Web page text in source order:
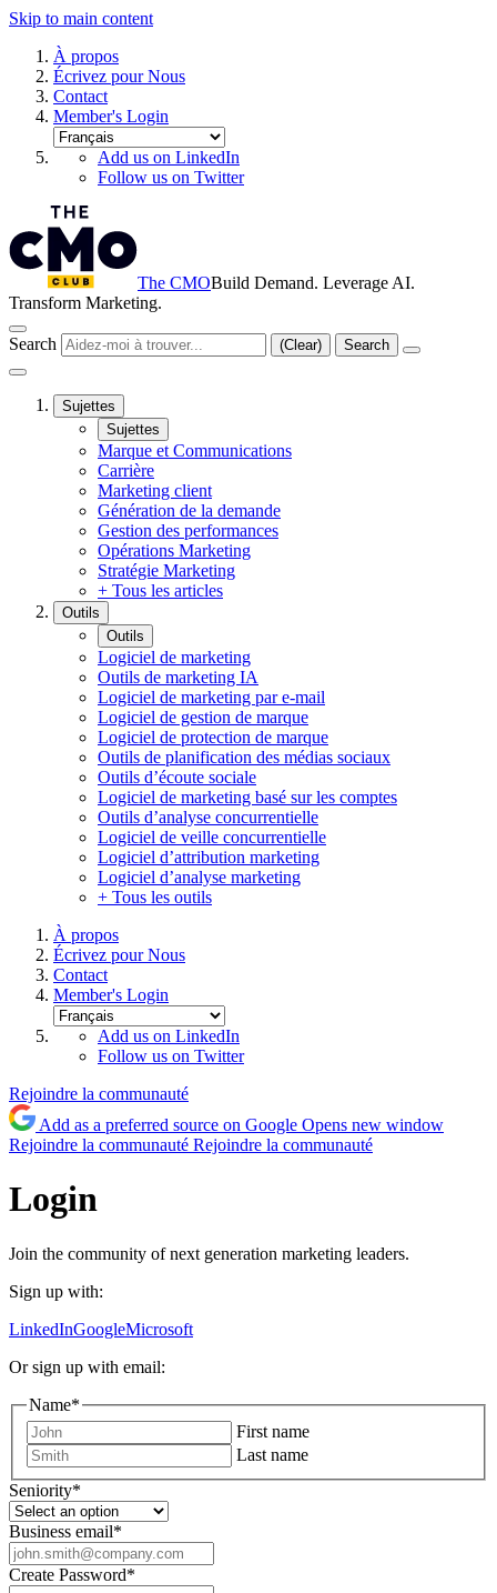
Skip to main content
À propos
Écrivez pour Nous
Contact
Member's Login
Add us on LinkedIn
Follow us on Twitter
The CMOBuild Demand. Leverage AI.
Transform Marketing.
Search (Clear) Search
Sujettes
Sujettes
Marque et Communications
Carrière
Marketing client
Génération de la demande
Gestion des performances
Opérations Marketing
Stratégie Marketing
+ Tous les articles
Outils
Outils
Logiciel de marketing
Outils de marketing IA
Logiciel de marketing par e-mail
Logiciel de gestion de marque
Logiciel de protection de marque
Outils de planification des médias sociaux
Outils d’écoute sociale
Logiciel de marketing basé sur les comptes
Outils d’analyse concurrentielle
Logiciel de veille concurrentielle
Logiciel d’attribution marketing
Logiciel d’analyse marketing
+ Tous les outils
À propos
Écrivez pour Nous
Contact
Member's Login
Add us on LinkedIn
Follow us on Twitter
Rejoindre la communauté
Add as a preferred source on Google Opens new window
Rejoindre la communauté Rejoindre la communauté
Login
Join the community of next generation marketing leaders.
Sign up with:
LinkedInGoogleMicrosoft
Or sign up with email:
Name*
First name
Last name
Seniority*
Business email*
Create Password*